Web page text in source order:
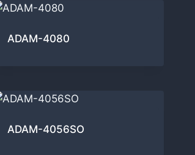
ADAM-4080
ADAM-4056SO